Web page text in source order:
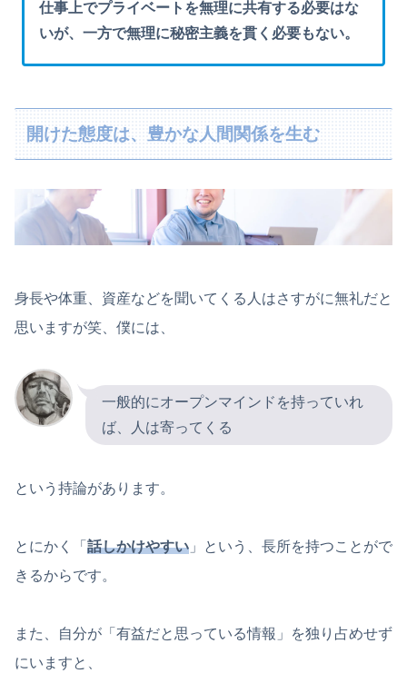
仕事上でプライベートを無理に共有する必要はな
いが、一方で無理に秘密主義を貫く必要もない。
開けた態度は、豊かな人間関係を生む
身長や体重、資産などを聞いてくる人はさすがに無礼だと
思いますが笑、僕には、
一般的にオープンマインドを持っていれ
ば、人は寄ってくる
という持論があります。
とにかく「 話しかけやすい 」という、長所を持つことがで
きるからです。
また、自分が「有益だと思っている情報」を独り占めせず
にいますと、